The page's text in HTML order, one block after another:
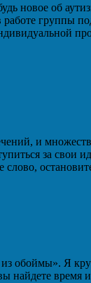
новое об
работе группы
и
за
слово,
обоймы». Я
найдете